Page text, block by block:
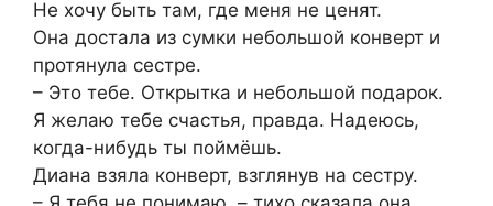
Не хочу быть там, где меня не ценят.
Она достала из сумки небольшой конверт и
протянула сестре.
– Это тебе. Открытка и небольшой подарок.
Я желаю тебе счастья, правда. Надеюсь,
когда-нибудь ты поймёшь.
Диана взяла конверт, взглянув на сестру.